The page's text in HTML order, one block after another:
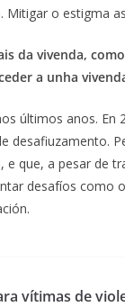
Mitigar o estigma
da vivenda,
a unha
últimos anos. En
desafiuzamento.
e que, a pesar de
desafíos como
vítimas de